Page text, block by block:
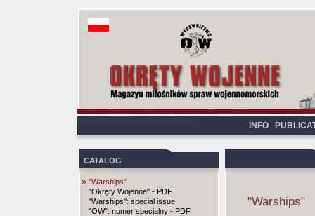
INFO
CATALOG
» "Warships"
"Okręty Wojenne" - PDF
"Warships": special issue
"OW": numer specjalny - PDF
"Warships"